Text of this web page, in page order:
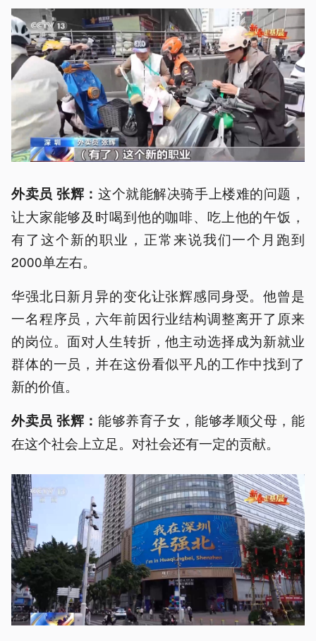
外卖员 张辉： 这个就能解决骑手上楼难的问题，
让大家能够及时喝到他的咖啡、吃上他的午饭，
有了这个新的职业，正常来说我们一个月跑到
2000单左右。
华强北日新月异的变化让张辉感同身受。他曾是
一名程序员，六年前因行业结构调整离开了原来
的岗位。面对人生转折，他主动选择成为新就业
群体的一员，并在这份看似平凡的工作中找到了
新的价值。
外卖员 张辉： 能够养育子女，能够孝顺父母，能
在这个社会上立足。对社会还有一定的贡献。